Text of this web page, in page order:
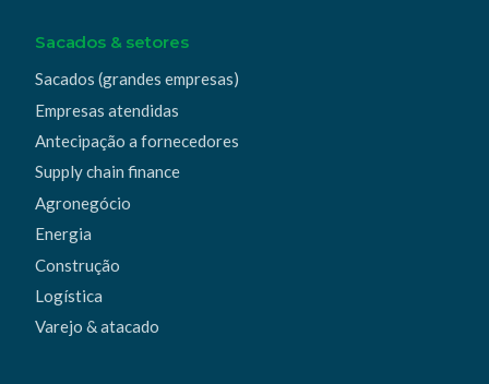
Sacados & setores
Sacados (grandes empresas)
Empresas atendidas
Antecipação a fornecedores
Supply chain finance
Agronegócio
Energia
Construção
Logística
Varejo & atacado